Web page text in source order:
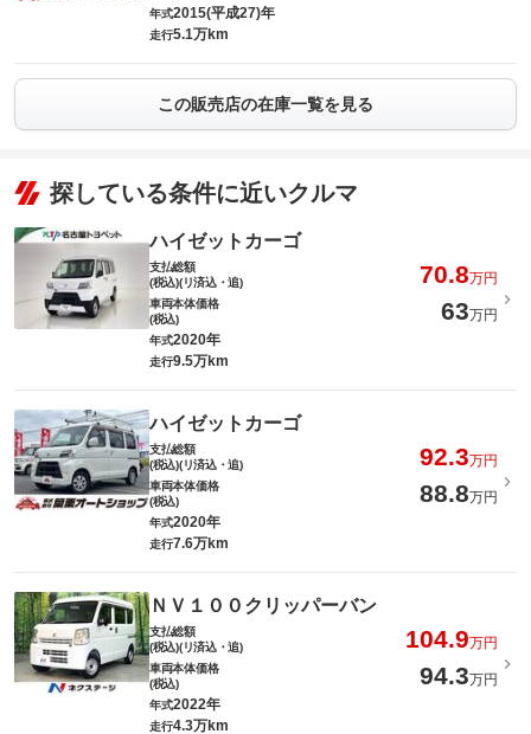
年式2015(平成27)年
走行5.1万km
この販売店の在庫一覧を見る
探している条件に近いクルマ
ハイゼットカーゴ
支払総額
(税込)(リ済込・追)
70.8万円
車両本体価格
(税込)
63万円
年式2020年
走行9.5万km
ハイゼットカーゴ
支払総額
(税込)(リ済込・追)
92.3万円
車両本体価格
(税込)
88.8万円
年式2020年
走行7.6万km
ＮＶ１００クリッパーバン
支払総額
(税込)(リ済込・追)
104.9万円
車両本体価格
(税込)
94.3万円
年式2022年
走行4.3万km